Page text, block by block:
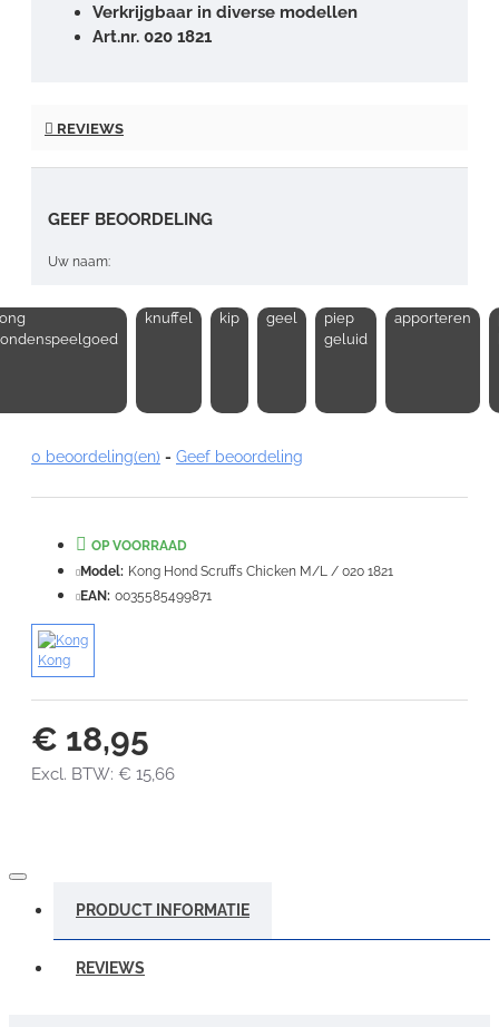
Verkrijgbaar in diverse modellen
Art.nr. 020 1821
REVIEWS
GEEF BEOORDELING
Uw naam:
VERDER
knuffel kip geel
piep
geluid
apporteren
0 beoordeling(en) - Geef beoordeling
€ 18,95
Excl. BTW: € 15,66
OP VOORRAAD
Model: Kong Hond Scruffs Chicken M/L / 020 1821
EAN: 0035585499871
Kong
PRODUCT INFORMATIE
REVIEWS